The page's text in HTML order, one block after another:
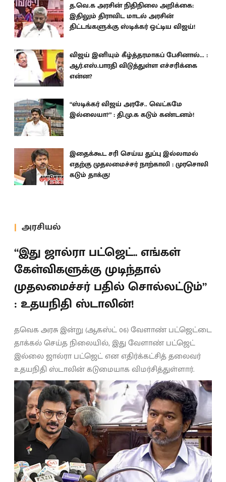
த.வெ.க அரசின் நிதிநிலை அறிக்கை:
இதிலும் திராவிட மாடல் அரசின்
திட்டங்களுக்கு ஸ்டிக்கர் ஒட்டிய விஜய்!
விஜய் இனியும் கீழ்த்தரமாகப் பேசினால்... :
ஆர்.எஸ்.பாரதி விடுத்துள்ள எச்சரிக்கை
என்ன?
“ஸ்டிக்கர் விஜய் அரசே.. வெட்கமே
இல்லையா?” : தி.மு.க கடும் கண்டனம்!
இதைக்கூட சரி செய்ய துப்பு இல்லாமல்
எதற்கு முதலமைச்சர் நாற்காலி : முரசொலி
கடும் தாக்கு!
அரசியல்
“இது ஜால்ரா பட்ஜெட்.. எங்கள்
கேள்விகளுக்கு முடிந்தால்
முதலமைச்சர் பதில் சொல்லட்டும்”
: உதயநிதி ஸ்டாலின்!
தவெக அரசு இன்று (ஆகஸ்ட் 06) வேளாண் பட்ஜெட்டை
தாக்கல் செய்த நிலையில், இது வேளாண் பட்ஜெட்
இல்லை ஜால்ரா பட்ஜெட் என எதிர்க்கட்சித் தலைவர்
உதயநிதி ஸ்டாலின் கடுமையாக விமர்சித்துள்ளார்.